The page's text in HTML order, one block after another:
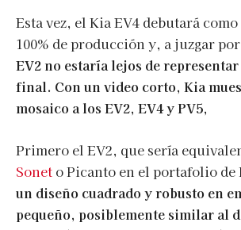
Esta vez, el Kia EV4 debutará
100% de producción y, a juzgar
EV2 no estaría lejos de
final. Con un video corto, Kia
mosaico a los EV2, EV4 y PV5,
Primero el EV2, que sería
Sonet o Picanto en el portafolio de
un diseño cuadrado y robusto en
pequeño, posiblemente similar al